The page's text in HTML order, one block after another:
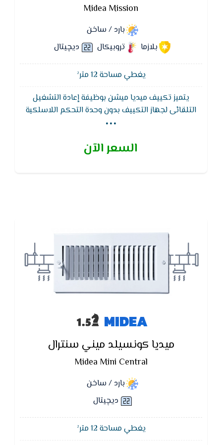
Midea Mission
بارد / ساخن
بلازما
تروبيكال ديچيتال
يغطي مساحة 12 متر²
يتميز تكييف ميديا ميشن بوظيفة إعادة التشغيل
التلقائى لجهاز التكييف بدون وحدة التحكم اللاسلكية
فلاتر تنقيه لمقاومه الاتربه و الجراثيم و ادخنه السجائر
...
السعر الآن
MIDEA
ميديا كونسيلد ميني سنترال
Midea Mini Central
بارد / ساخن
ديچيتال
يغطي مساحة 12 متر²